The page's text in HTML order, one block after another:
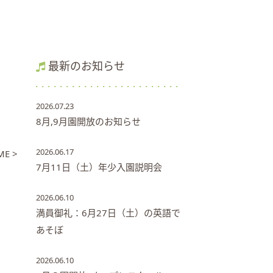
>
最新のお知らせ
2026.07.23
8月,9月園開放のお知らせ
2026.06.17
7月11日（土）年少入園説明会
2026.06.10
満員御礼：6月27日（土）の英語で
あそぼ
2026.06.10